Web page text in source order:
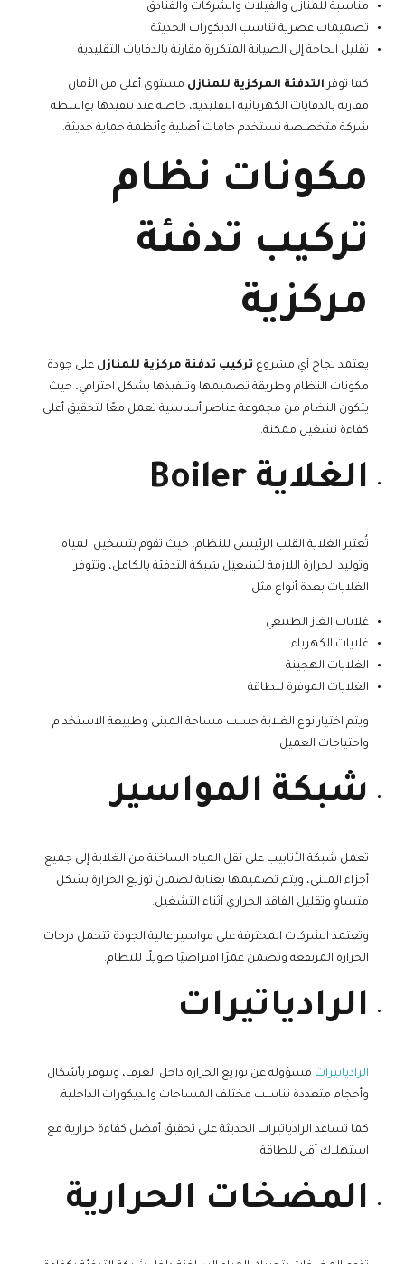
مناسبة للمنازل والفيلات والشركات والفنادق
تصميمات عصرية تناسب الديكورات الحديثة
تقليل الحاجة إلى الصيانة المتكررة مقارنة بالدفايات التقليدية
كما توفرالتدفئة المركزية للمنازل مستوى أعلى من الأمان
مقارنة بالدفايات الكهربائية التقليدية، خاصة عند تنفيذها بواسطة
شركة متخصصة تستخدم خامات أصلية وأنظمة حماية حديثة.
مكونات نظام
تركيب تدفئة
مركزية
يعتمد نجاح أي مشروع تركيب تدفئة مركزية للمنازل على جودة
مكونات النظام وطريقة تصميمها وتنفيذها بشكل احترافي، حيث
يتكون النظام من مجموعة عناصر أساسية تعمل معًا لتحقيق أعلى
كفاءة تشغيل ممكنة.
الغلاية Boiler
تُعتبر الغلاية القلب الرئيسي للنظام، حيث تقوم بتسخين المياه
وتوليد الحرارة اللازمة لتشغيل شبكة التدفئة بالكامل، وتتوفر
الغلايات بعدة أنواع مثل:
غلايات الغاز الطبيعي
غلايات الكهرباء
الغلايات الهجينة
الغلايات الموفرة للطاقة
ويتم اختيار نوع الغلاية حسب مساحة المبنى وطبيعة الاستخدام
واحتياجات العميل.
شبكة المواسير
تعمل شبكة الأنابيب على نقل المياه الساخنة من الغلاية إلى جميع
أجزاء المبنى، ويتم تصميمها بعناية لضمان توزيع الحرارة بشكل
متساوٍ وتقليل الفاقد الحراري أثناء التشغيل.
وتعتمد الشركات المحترفة على مواسير عالية الجودة تتحمل درجات
الحرارة المرتفعة وتضمن عمرًا افتراضيًا طويلًا للنظام.
الرادياتيرات
الرادياتيرات مسؤولة عن توزيع الحرارة داخل الغرف، وتتوفر بأشكال
وأحجام متعددة تناسب مختلف المساحات والديكورات الداخلية.
كما تساعد الرادياتيرات الحديثة على تحقيق أفضل كفاءة حرارية مع
استهلاك أقل للطاقة.
المضخات الحرارية